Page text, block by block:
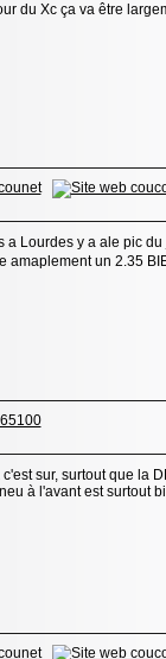
du Xc ça va être
a Lourdes y a ale pic
amaplement un 2.35
sur, surtout que la
à l'avant est surtout